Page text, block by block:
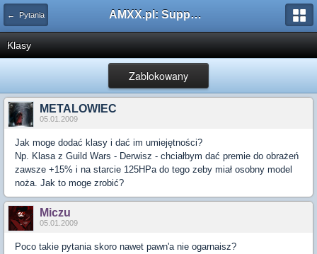
← Pytania AMXX.pl: Support AMX Mod X i SourceMod
Klasy
Zablokowany
METALOWIEC
05.01.2009
Jak moge dodać klasy i dać im umiejętności?
Np. Klasa z Guild Wars - Derwisz - chciałbym dać premie do obrażeń
zawsze +15% i na starcie 125HPa do tego zeby miał osobny model
noża. Jak to moge zrobić?
Miczu
05.01.2009
Poco takie pytania skoro nawet pawn'a nie ogarnaisz?